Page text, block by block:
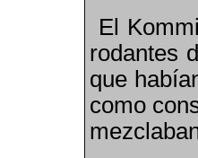
El
rodantes
que
como